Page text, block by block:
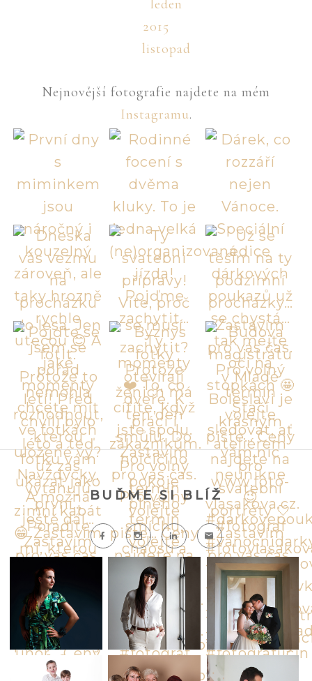
leden
2015
listopad
Nejnovější fotografie najdete na mém
Instagramu.
BUĎME SI BLÍŽ